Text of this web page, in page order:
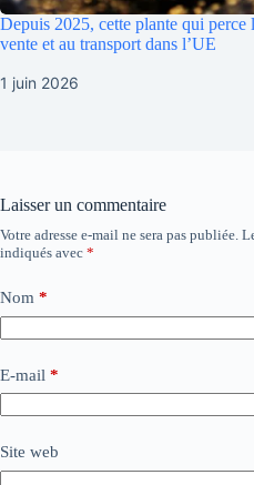
Depuis 2025, cette plante qui perce
vente et au transport dans l’UE
1 juin 2026
Laisser un commentaire
Votre adresse e-mail ne sera pas publiée.
indiqués avec *
Nom *
E-mail *
Site web